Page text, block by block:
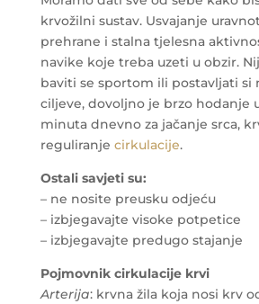
krvožilni sustav. Usvajanje
prehrane i stalna tjelesna
navike koje treba uzeti u obzir.
baviti se sportom ili postavljati si
ciljeve, dovoljno je brzo hodanje
minuta dnevno za jačanje srca,
reguliranje cirkulacije.
Ostali savjeti su:
– ne nosite preusku odjeću
– izbjegavajte visoke potpetice
– izbjegavajte predugo stajanje
Pojmovnik cirkulacije krvi
Arterija: krvna žila koja nosi krv